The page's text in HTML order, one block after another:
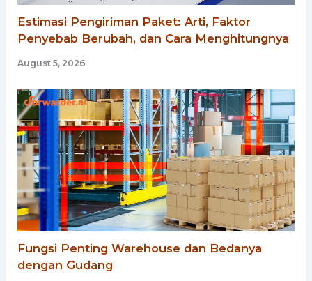
Estimasi Pengiriman Paket: Arti, Faktor
Penyebab Berubah, dan Cara Menghitungnya
August 5, 2026
Fungsi Penting Warehouse dan Bedanya
dengan Gudang